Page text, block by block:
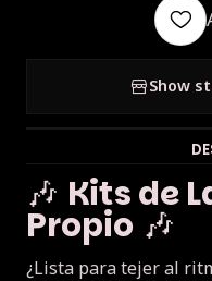
Show
🎶 Kits de
Propio 🎶
¿Lista para tejer al